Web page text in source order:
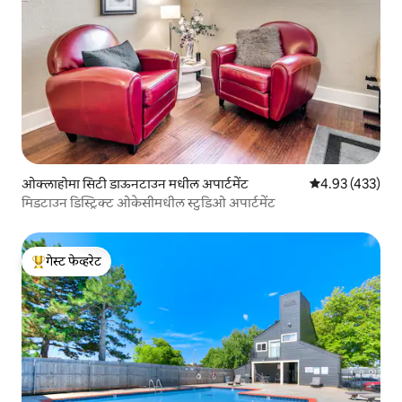
ओक्लाहोमा सिटी डाऊनटाउन मधील अपार्टमेंट 5 पैकी 4.93
4.93 (433)
मिडटाउन डिस्ट्रिक्ट ओकेसीमधील स्टुडिओ अपार्टमेंट
टॉप गेस्ट फेव्हरेट
गेस्ट फेव्हरेट